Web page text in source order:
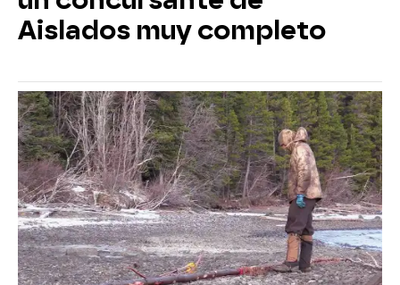
Aislados muy completo